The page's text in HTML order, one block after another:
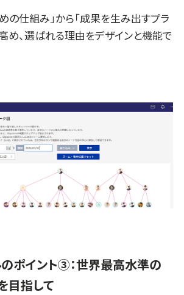
の仕組み」から「成果を生み出すプラ
高め、選ばれる理由をデザインと機能で
ポイント③：世界最高水準の
目指して